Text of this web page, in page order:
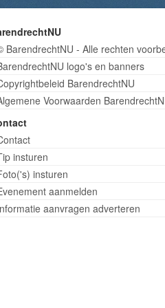
BarendrechtNU - Alle rechten
logo's en banners
BarendrechtNU
Voorwaarden
insturen
insturen
aanmelden
aanvragen adverteren